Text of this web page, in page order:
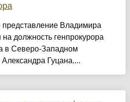
Владимира
должность генпрокурора
в Северо-Западном
Гуцана....